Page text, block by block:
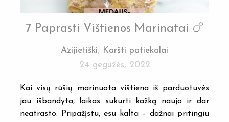
7 Paprasti Vištienos Marinatai 🍗
Azijietiški, Karšti patiekalai
24 gegužės, 2022
Kai visų rūšių marinuota vištiena iš parduotuvės
jau išbandyta, laikas sukurti kažką naujo ir dar
neatrasto. Pripažįstu, esu kalta – dažnai pritingiu